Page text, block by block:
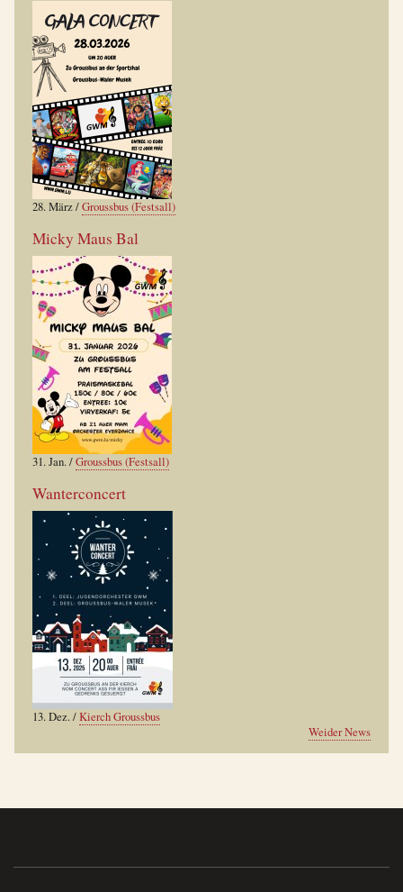
28. März/Groussbus (Festsall)
Micky Maus Bal
31. Jan./Groussbus (Festsall)
Wanterconcert
13. Dez./Kierch Groussbus
Weider News